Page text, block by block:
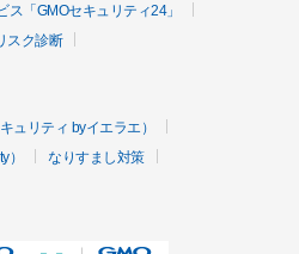
「GMOセキュリティ24」
スク診断
ュリティ byイエラエ）
）
なりすまし対策